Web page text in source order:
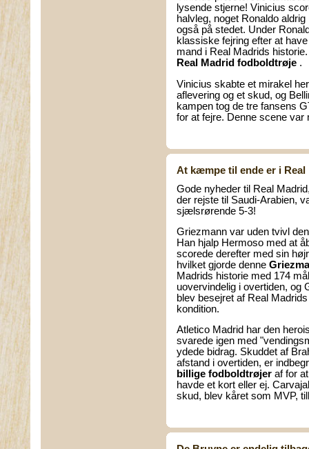
lysende stjerne! Vinicius
halvleg, noget Ronaldo
også på stedet. Under
klassiske fejring efter at
mand i Real Madrids
Real Madrid fodboldtrøje .
Vinicius skabte et mirakel
aflevering og et skud, og
kampen tog de tre fansens
for at fejre. Denne scene var
At kæmpe til ende er i Real
Gode nyheder til Real
der rejste til Saudi-Arabien,
sjælsrørende 5-3!
Griezmann var uden tvivl
Han hjalp Hermoso med at
scorede derefter med sin
hvilket gjorde denne
Madrids historie med 174
uovervindelig i overtiden,
blev besejret af Real
kondition.
Atletico Madrid har den
svarede igen med
ydede bidrag. Skuddet af
afstand i overtiden, er
billige fodboldtrøjer af for
havde et kort eller ej.
skud, blev kåret som MVP,